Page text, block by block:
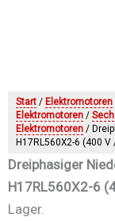
Start / Elektromotoren
Elektromotoren /
Elektromotoren /
H17RL560X2-6 (400
Dreiphasiger
H17RL560X2-6
Lager.